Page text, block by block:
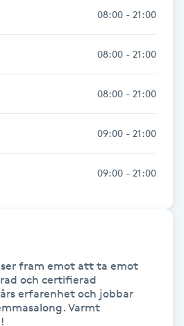
08:00 - 21:00
08:00 - 21:00
08:00 - 21:00
09:00 - 21:00
09:00 - 21:00
fram emot att ta emot
och certifierad
erfarenhet och jobbar
Varmt